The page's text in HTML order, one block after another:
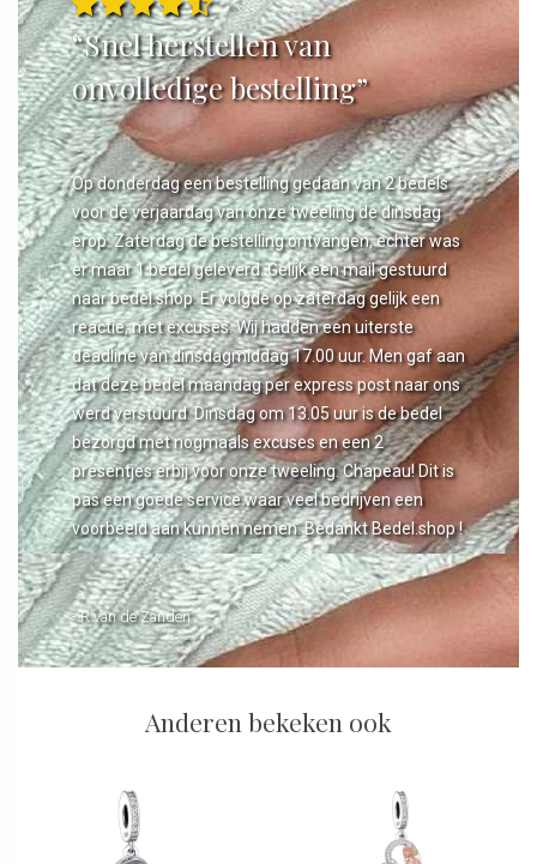
“Snel herstellen van
onvolledige bestelling”
Op donderdag een bestelling gedaan van 2 bedels
voor de verjaardag van onze tweeling de dinsdag
erop. Zaterdag de bestelling ontvangen, echter was
er maar 1 bedel geleverd. Gelijk een mail gestuurd
naar bedel.shop. Er volgde op zaterdag gelijk een
reactie, met excuses. Wij hadden een uiterste
deadline van dinsdagmiddag 17.00 uur. Men gaf aan
dat deze bedel maandag per express post naar ons
werd verstuurd. Dinsdag om 13.05 uur is de bedel
bezorgd met nogmaals excuses en een 2
presentjes erbij voor onze tweeling. Chapeau! Dit is
pas een goede service waar veel bedrijven een
voorbeeld aan kunnen nemen. Bedankt Bedel.shop !
- R van de Zanden
Anderen bekeken ook